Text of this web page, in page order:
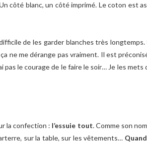
côté blanc, un côté imprimé. Le coton est
de les garder blanches très longtemps.
ne me dérange pas vraiment. Il est
pas le courage de le faire le soir… Je les
la confection : l’essuie tout. Comme son
sur la table, sur les vêtements…